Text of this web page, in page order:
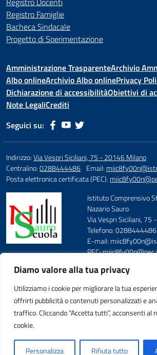
Diamo valore alla tua privacy
Utilizziamo i cookie per migliorare la tua
offrirti pubblicità o contenuti personalizzati e
traffico. Cliccando “Accetta tutti”, acconsenti al
cookie.
Personalizza Rifiuta tutto
Registro Famiglie
Bacheca Sindacale
Progetto di Sperimentazione
Amministrazione TrasparenteArchivio
Albo onlineArchivio Albo onlinePrivacy
Dichiarazione di accessibilitàObiettivi di
Note LegaliCrediti
Seguici su:
Indirizzo:Via Vespri Siciliani, 75 - 20146 Milano
Centralino:0288444486 Email:
Posta elettronica certificata (PEC):
Istituto Comprensivo
Nazario Sauro
Via Vespri Siciliani, 75
Telefono: 0288444486
E-mail:
PEC:
Codice Fiscale: 97667590158
FAX: 0288444487